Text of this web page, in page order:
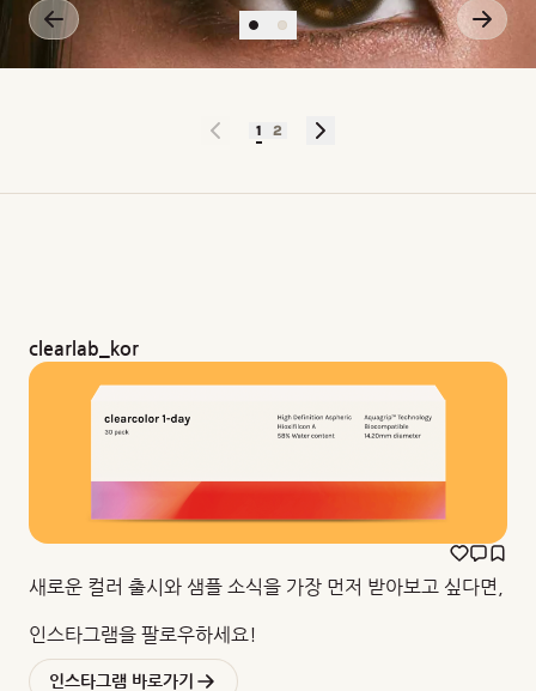
1 2
clearlab_kor
새로운 컬러 출시와 샘플 소식을 가장 먼저 받아보고 싶다면,
인스타그램을 팔로우하세요!
인스타그램 바로가기